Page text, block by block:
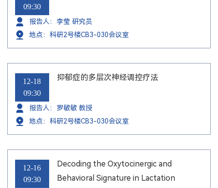
09:30
报告人：李莹 研究员
地点：科研2号楼CB3-030会议室
12-18
09:30
抑郁症的多层次神经调控疗法
报告人：罗敏敏 教授
地点：科研2号楼CB3-030会议室
12-16
09:30
Decoding the Oxytocinergic and
Behavioral Signature in Lactation